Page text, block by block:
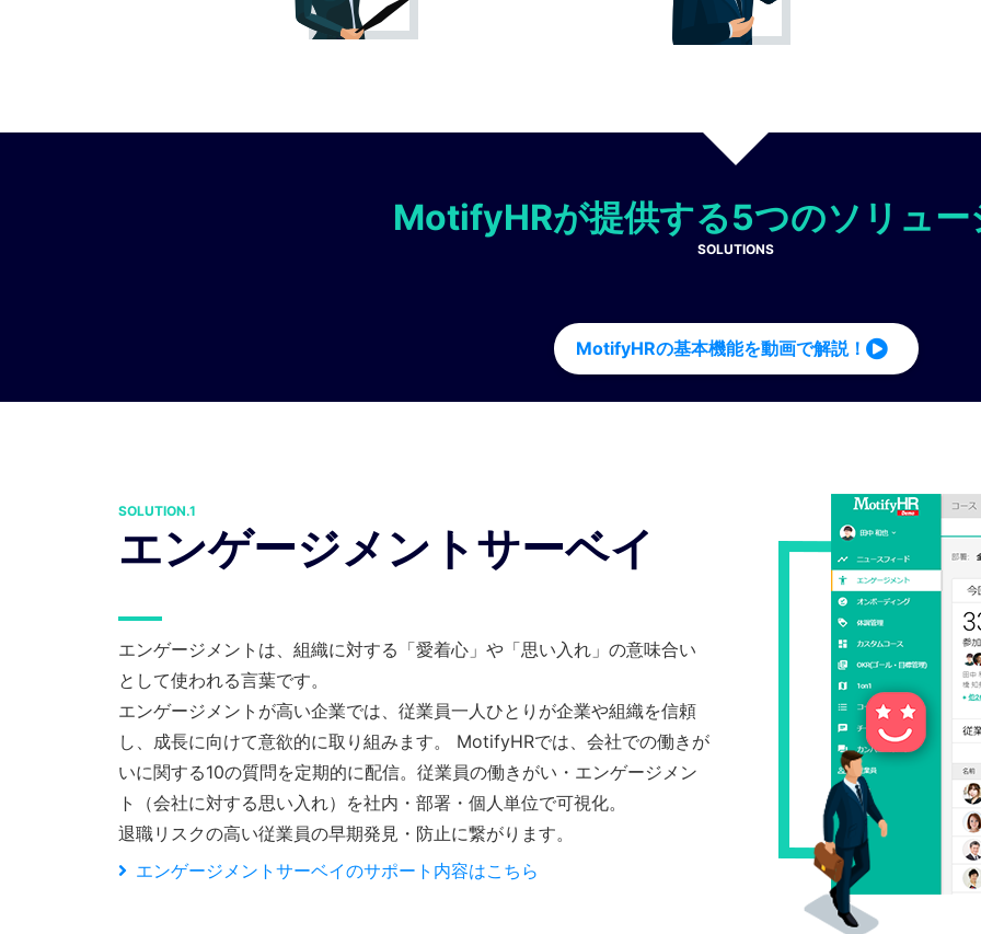
MotifyHRが提供する5つのソリュー
SOLUTIONS
MotifyHRの基本機能を動画で解説！
SOLUTION.1
エンゲージメントサーベイ
エンゲージメントは、組織に対する「愛着心」や「思い入れ」の意味合い
として使われる言葉です。
エンゲージメントが高い企業では、従業員一人ひとりが企業や組織を信頼
し、成長に向けて意欲的に取り組みます。 MotifyHRでは、会社での働きが
いに関する10の質問を定期的に配信。従業員の働きがい・エンゲージメン
ト（会社に対する思い入れ）を社内・部署・個人単位で可視化。
退職リスクの高い従業員の早期発見・防止に繋がります。
エンゲージメントサーベイのサポート内容はこちら